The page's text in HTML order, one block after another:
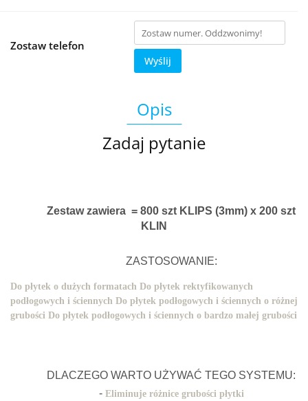
Zostaw telefon
Wyślij
Opis
Zadaj pytanie
Zestaw zawiera = 800 szt KLIPS (3mm) x 200 szt
KLIN
ZASTOSOWANIE:
Do płytek o dużych formatach Do płytek rektyfikowanych
podłogowych i ściennych Do płytek podłogowych i ściennych o różnej
grubości Do płytek podłogowych i ściennych o bardzo małej grubości
DLACZEGO WARTO UŻYWAĆ TEGO SYSTEMU:
- Eliminuje różnice grubości płytki